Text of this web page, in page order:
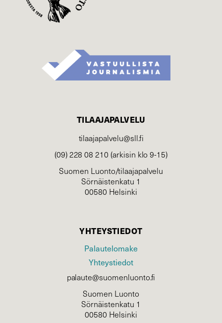
TILAAJAPALVELU
tilaajapalvelu@sll.fi
(09) 228 08 210 (arkisin klo 9-15)
Suomen Luonto/tilaajapalvelu
Sörnäistenkatu 1
00580 Helsinki
YHTEYSTIEDOT
Palautelomake
Yhteystiedot
palaute@suomenluonto.fi
Suomen Luonto
Sörnäistenkatu 1
00580 Helsinki